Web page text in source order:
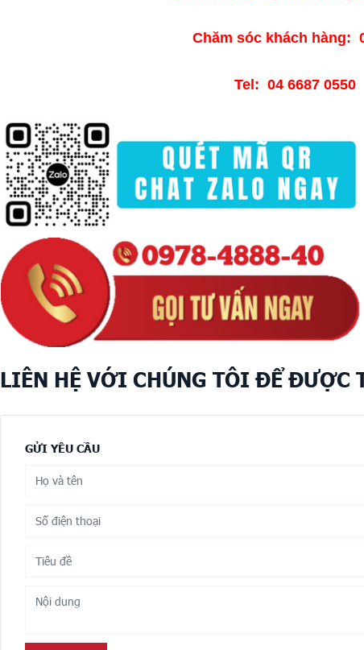
Chăm sóc khách hàng:
Tel: 04 6687
LIÊN HỆ VỚI CHÚNG TÔI ĐỂ ĐƯỢC
GỬI YÊU CẦU